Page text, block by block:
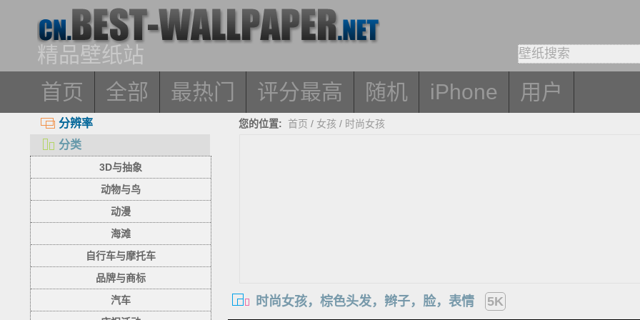
精品壁纸站
首页
全部 最热门 评分最高 随机 iPhone 用户
分辨率
分类
3D与抽象
动物与鸟
动漫
海滩
自行车与摩托车
品牌与商标
汽车
您的位置: 首页 / 女孩 / 时尚女孩
时尚女孩，棕色头发，辫子，脸，表情 5K